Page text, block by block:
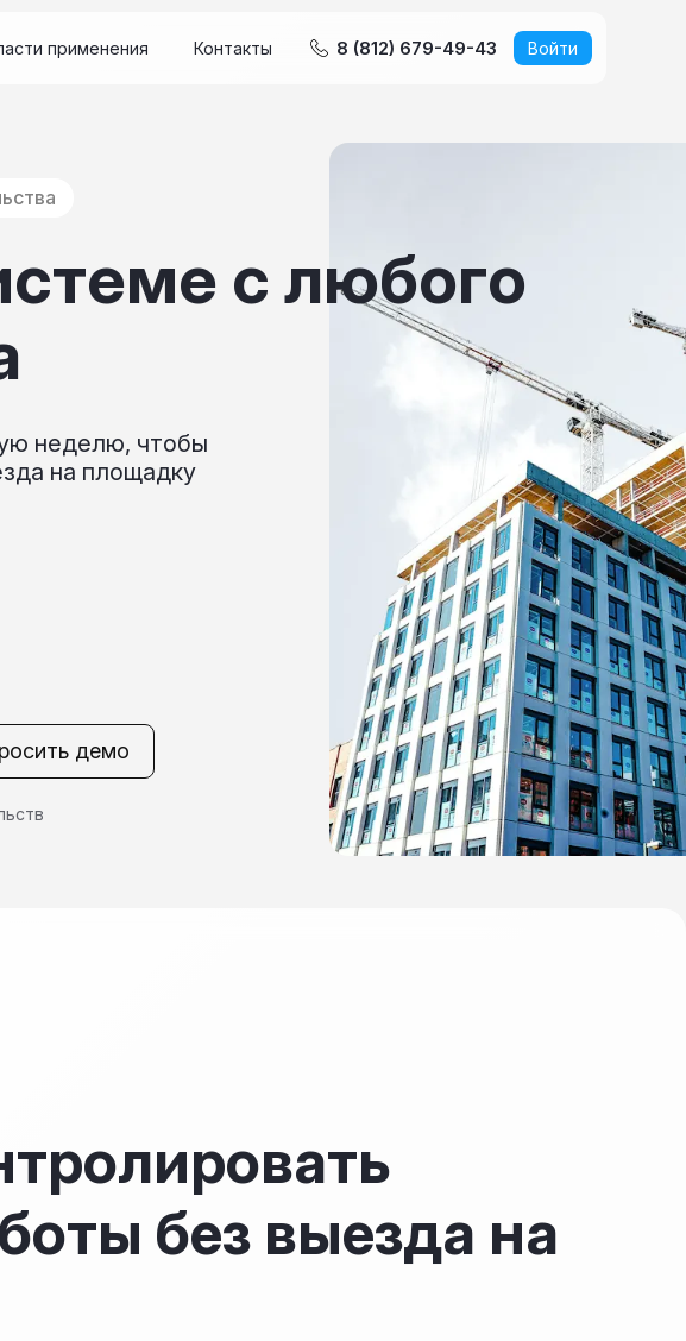
применения Контакты 8 (812) 679-49-43 Войти
с любого
неделю, чтобы
на площадку
демо
без выезда на